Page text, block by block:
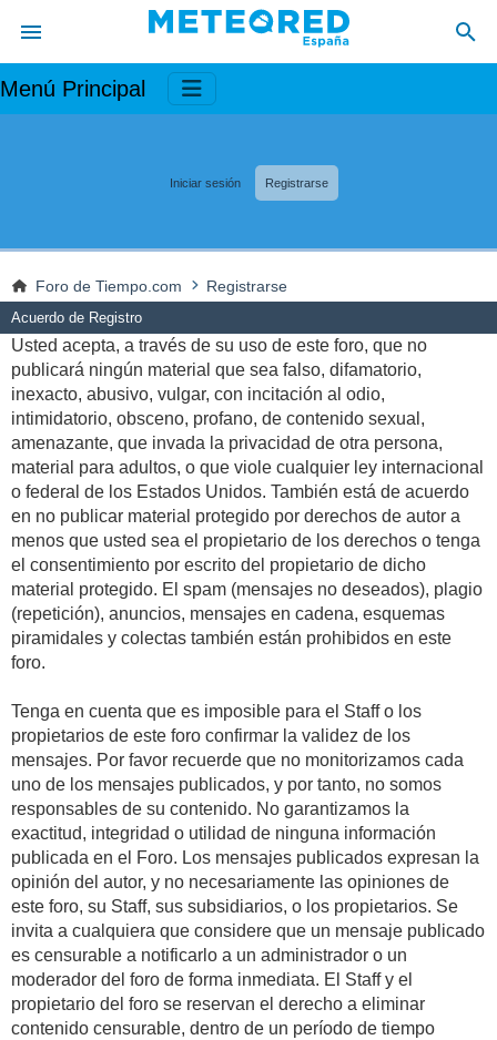
Menú Principal
Iniciar sesión Registrarse
Foro de Tiempo.com Registrarse
Acuerdo de Registro
Usted acepta, a través de su uso de este foro, que no
publicará ningún material que sea falso, difamatorio,
inexacto, abusivo, vulgar, con incitación al odio,
intimidatorio, obsceno, profano, de contenido sexual,
amenazante, que invada la privacidad de otra persona,
material para adultos, o que viole cualquier ley internacional
o federal de los Estados Unidos. También está de acuerdo
en no publicar material protegido por derechos de autor a
menos que usted sea el propietario de los derechos o tenga
el consentimiento por escrito del propietario de dicho
material protegido. El spam (mensajes no deseados), plagio
(repetición), anuncios, mensajes en cadena, esquemas
piramidales y colectas también están prohibidos en este
foro.
Tenga en cuenta que es imposible para el Staff o los
propietarios de este foro confirmar la validez de los
mensajes. Por favor recuerde que no monitorizamos cada
uno de los mensajes publicados, y por tanto, no somos
responsables de su contenido. No garantizamos la
exactitud, integridad o utilidad de ninguna información
publicada en el Foro. Los mensajes publicados expresan la
opinión del autor, y no necesariamente las opiniones de
este foro, su Staff, sus subsidiarios, o los propietarios. Se
invita a cualquiera que considere que un mensaje publicado
es censurable a notificarlo a un administrador o un
moderador del foro de forma inmediata. El Staff y el
propietario del foro se reservan el derecho a eliminar
contenido censurable, dentro de un período de tiempo